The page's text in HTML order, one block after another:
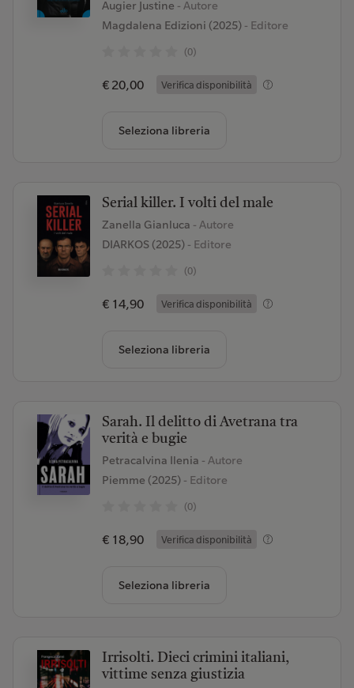
Augier Justine - Autore
Magdalena Edizioni (2025)- Editore
(0)
€ 20,00 Verifica disponibilità
Seleziona libreria
Serial killer. I volti del male
Zanella Gianluca - Autore
DIARKOS (2025)- Editore
(0)
€ 14,90 Verifica disponibilità
Seleziona libreria
Sarah. Il delitto di Avetrana tra
verità e bugie
Petracalvina Ilenia - Autore
Piemme (2025)- Editore
(0)
€ 18,90 Verifica disponibilità
Seleziona libreria
Irrisolti. Dieci crimini italiani,
vittime senza giustizia